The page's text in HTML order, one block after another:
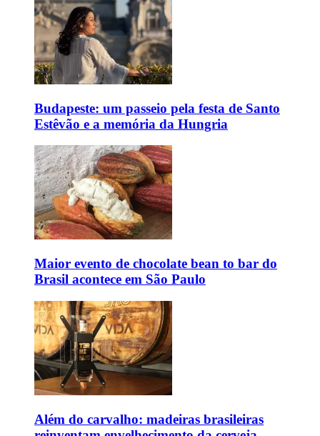
Budapeste: um passeio pela festa de Santo
Estêvão e a memória da Hungria
Maior evento de chocolate bean to bar do
Brasil acontece em São Paulo
Além do carvalho: madeiras brasileiras